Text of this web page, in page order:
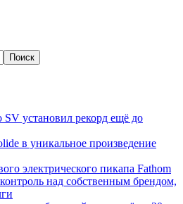
Поиск
установил рекорд ещё до
в уникальное произведение
электрического пикапа Fathom
над собственным брендом,